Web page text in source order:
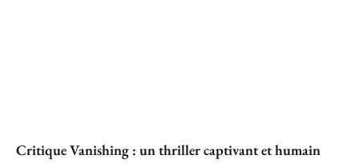
Critique Vanishing : un thriller captivant et humain